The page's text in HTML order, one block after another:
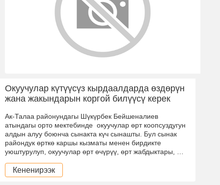
Окуучулар күтүүсүз кырдаалдарда өздөрүн
жана жакындарын коргой билүүсү керек
Ак-Талаа районундагы Шүкүрбек Бейшеналиев
атындагы орто мектебинде окуучулар өрт коопсуздугун
алдын алуу боюнча сынакта күч сынашты. Бул сынак
райондук өрткө каршы кызматы менен бирдикте
уюштурулуп, окуучулар өрт өчүрүү, өрт жабдыктары, …
Кененирээк